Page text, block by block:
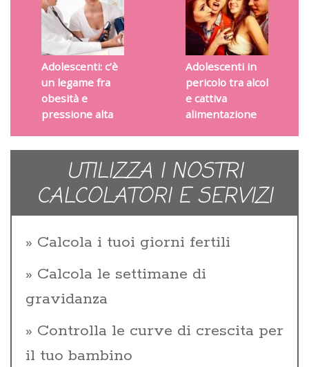
Adolescenti: c’è
un legame fra
obesità e
pressione alta
Adolescenti in
pericolo tra alcol
e cattiva
alimentazione
UTILIZZA I NOSTRI
CALCOLATORI E SERVIZI
Calcola i tuoi giorni fertili
Calcola le settimane di
gravidanza
Controlla le curve di crescita per
il tuo bambino